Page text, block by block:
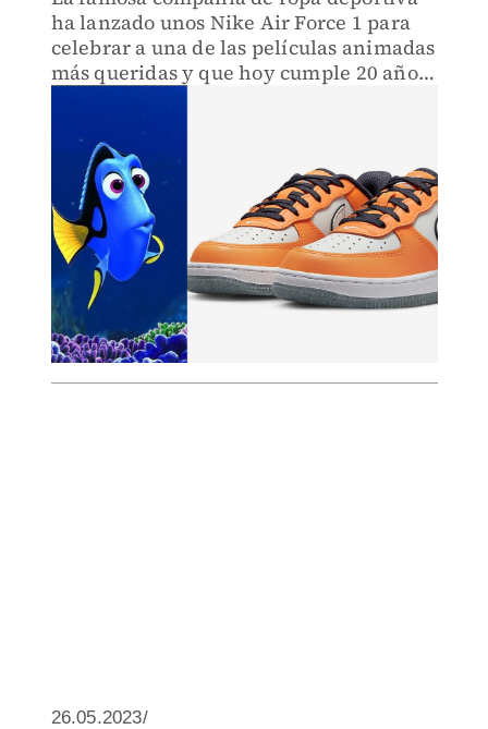
ha lanzado unos Nike Air Force 1 para
celebrar a una de las películas animadas
más queridas y que hoy cumple 20 años,
26.05.2023/